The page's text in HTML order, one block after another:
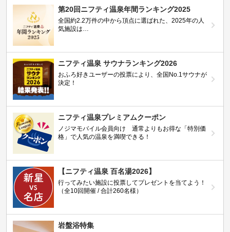
第20回ニフティ温泉年間ランキング2025
全国約2.2万件の中から頂点に選ばれた、2025年の人
気施設は…
ニフティ温泉 サウナランキング2026
おふろ好きユーザーの投票により、全国No.1サウナが
決定！
ニフティ温泉プレミアムクーポン
ノジマモバイル会員向け 通常よりもお得な「特別価
格」で人気の温泉を満喫できる！
【ニフティ温泉 百名湯2026】
行ってみたい施設に投票してプレゼントを当てよう！
（全10回開催 / 合計260名様）
岩盤浴特集